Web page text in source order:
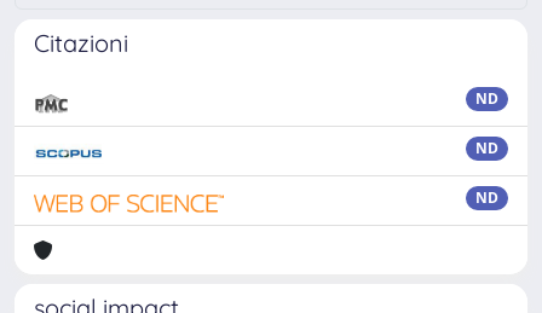
Citazioni
ND
ND
ND